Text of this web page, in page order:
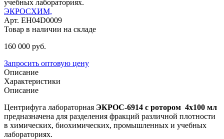
учебных лабораториях.
ЭКРОСХИМ,
Арт. EH04D0009
Товар в наличии на складе
160 000 руб.
Запросить оптовую цену
Описание
Характеристики
Описание
Центрифуга лабораторная ЭКРОС-6914 с ротором 4х100 мл
предназначена для разделения фракций различной плотности
в химических, биохимических, промышленных и учебных
лабораториях.